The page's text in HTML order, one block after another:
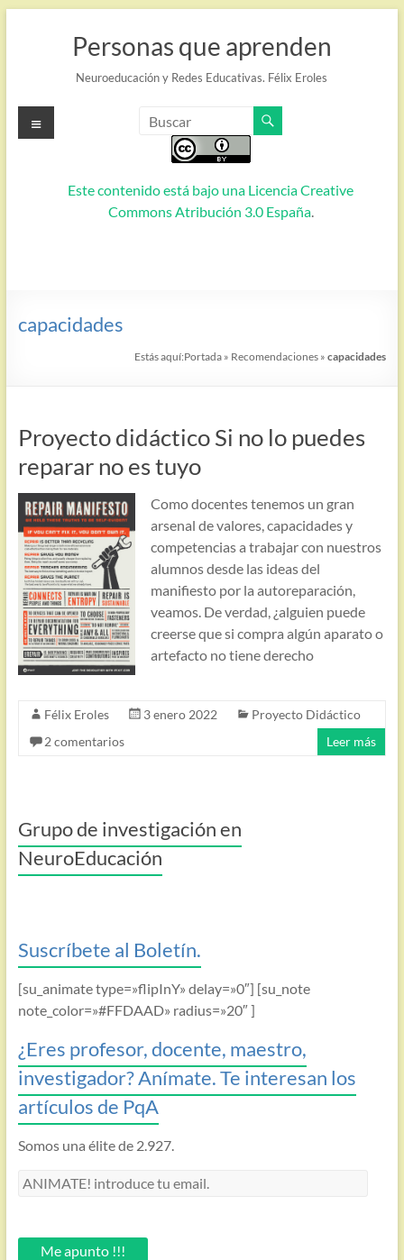
Personas que aprenden
Neuroeducación y Redes Educativas. Félix Eroles
Este contenido está bajo una Licencia Creative
Commons Atribución 3.0 España.
Menú
capacidades
Estás aquí:Portada » Recomendaciones »capacidades
Proyecto didáctico Si no lo puedes
reparar no es tuyo
Como docentes tenemos un gran
arsenal de valores, capacidades y
competencias a trabajar con nuestros
alumnos desde las ideas del
manifiesto por la autoreparación,
veamos. De verdad, ¿alguien puede
creerse que si compra algún aparato o
artefacto no tiene derecho
Félix Eroles 3 enero 2022
Proyecto Didáctico
2 comentarios
Leer más
Grupo de investigación en
NeuroEducación
Suscríbete al Boletín.
[su_animate type=»flipInY» delay=»0″] [su_note
note_color=»#FFDAAD» radius=»20″ ]
¿Eres profesor, docente, maestro,
investigador? Anímate. Te interesan los
artículos de PqA
Somos una élite de 2.927.
ANIMATE!
email.Me apunto !!!